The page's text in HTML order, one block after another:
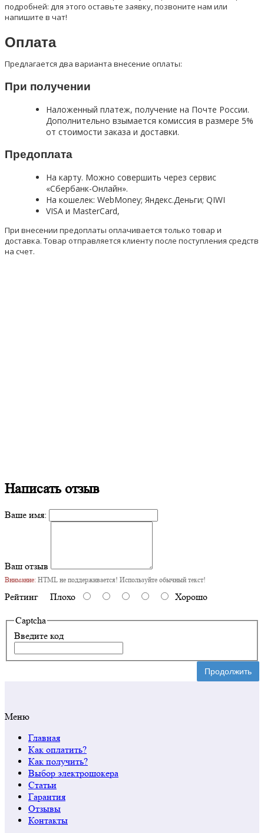
подробней: для этого оставьте заявку, позвоните нам или
напишите в чат!
Оплата
Предлагается два варианта внесение оплаты:
При получении
Наложенный платеж, получение на Почте России.
Дополнительно взымается комиссия в размере 5%
от стоимости заказа и доставки.
Предоплата
На карту. Можно совершить через сервис
«Сбербанк-Онлайн».
На кошелек: WebMoney; Яндекс.Деньги; QIWI
VISA и MasterCard,
При внесении предоплаты оплачивается только товар и
доставка. Товар отправляется клиенту после поступления средств
на счет.
Написать отзыв
Ваше имя:
Ваш отзыв
Внимание: HTML не поддерживается! Используйте обычный текст!
Рейтинг Плохо Хорошо
Captcha
Введите код
Продолжить
Меню
Главная
Как оплатить?
Как получить?
Выбор электрошокера
Статьи
Гарантия
Отзывы
Контакты